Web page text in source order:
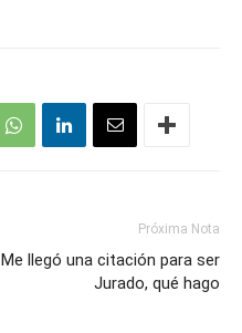
Próxima Nota
Me llegó una citación para ser
Jurado, qué hago